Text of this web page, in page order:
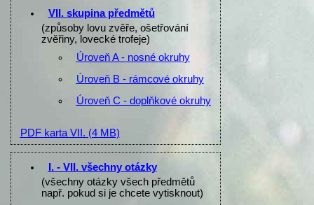
VII. skupina předmětů
(způsoby lovu zvěře, ošetřování
zvěřiny, lovecké trofeje)
Úroveň A - nosné okruhy
Úroveň B - rámcové okruhy
Úroveň C - doplňkové okruhy
PDF karta VII. (4 MB)
I. - VII. všechny otázky
(všechny otázky všech předmětů
např. pokud si je chcete vytisknout)